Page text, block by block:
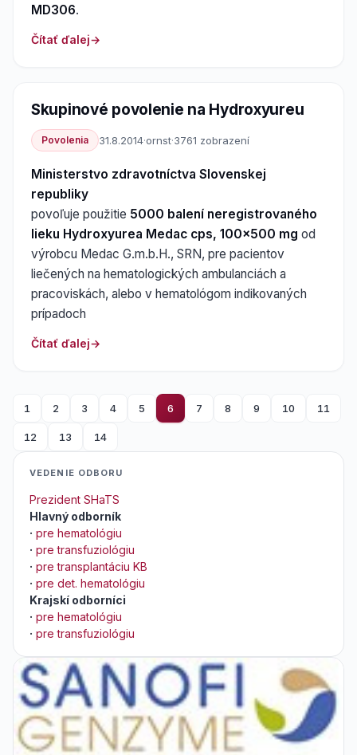
MD306.
Čítať ďalej
Skupinové povolenie na Hydroxyureu
Povolenia 31.8.2014·ornst·3761 zobrazení
Ministerstvo zdravotníctva Slovenskej
republiky
povoľuje použitie 5000 balení neregistrovaného
lieku Hydroxyurea Medac cps, 100x500 mg od
výrobcu Medac G.m.b.H., SRN, pre pacientov
liečených na hematologických ambulanciách a
pracoviskách, alebo v hematológom indikovaných
prípadoch
Čítať ďalej
1 2 3 4 5 6 7 8 9 10 11
12 13 14
VEDENIE ODBORU
Prezident SHaTS
Hlavný odborník
· pre hematológiu
· pre transfuziológiu
· pre transplantáciu KB
· pre det. hematológiu
Krajskí odborníci
· pre hematológiu
· pre transfuziológiu